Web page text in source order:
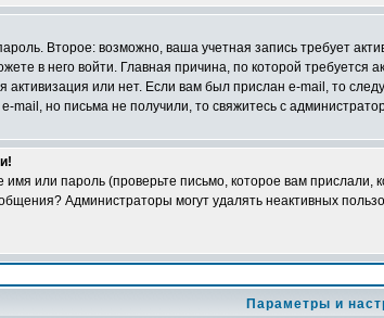
Второе: возможно, ваша учетная запись требует
в него войти. Главная причина, по которой
активизация или нет. Если вам был прислан e-mail, то
mail, но письма не получили, то свяжитесь с
или пароль (проверьте письмо, которое вам
Администраторы могут удалять неактивных
Параметры и